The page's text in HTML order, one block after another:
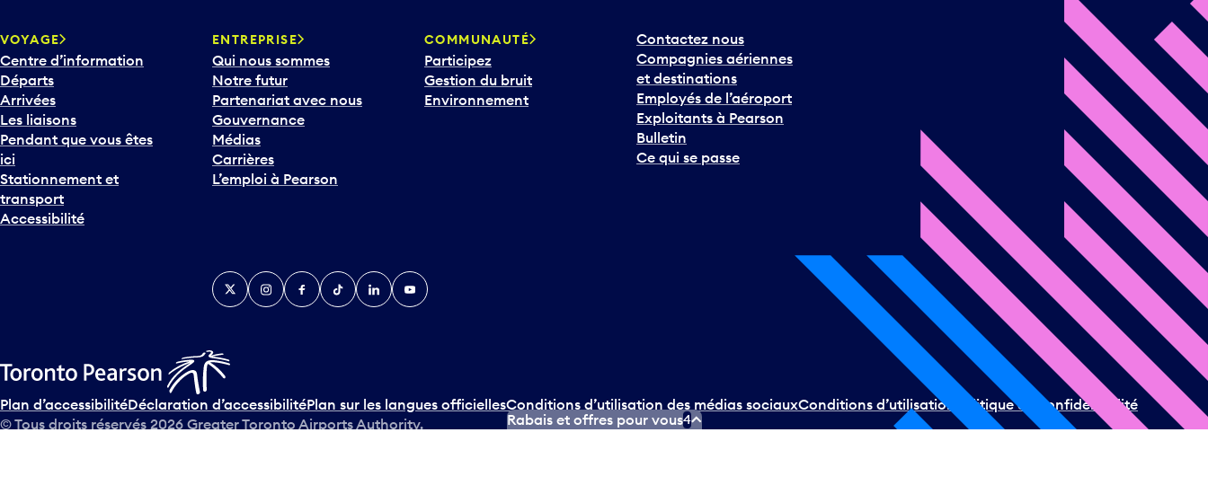
VOYAGE
Centre d’information
Départs
Arrivées
Les liaisons
Pendant que vous êtes
ici
Stationnement et
transport
Accessibilité
ENTREPRISE
Qui nous sommes
Notre futur
Partenariat avec nous
Gouvernance
Médias
Carrières
L’emploi à Pearson
COMMUNAUTÉ
Participez
Gestion du bruit
Environnement
Contactez nous
Compagnies aériennes
et destinations
Employés de l’aéroport
Exploitants à Pearson
Bulletin
Ce qui se passe
TwitterInstagramFacebook
TikTokLinkedInYouTube
Plan d’accessibilitéDéclaration d’accessibilitéPlan sur les langues officiellesConditions d’utilisation des médias sociauxConditions d’utilisation
Politique de confidentialité
© Tous droits réservés 2026 Greater Toronto Airports Authority. Rabais et offres pour vous4